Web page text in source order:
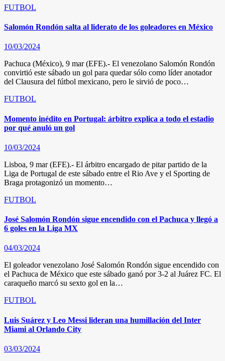
FUTBOL
Salomón Rondón salta al liderato de los goleadores en México
10/03/2024
Pachuca (México), 9 mar (EFE).- El venezolano Salomón Rondón
convirtió este sábado un gol para quedar sólo como líder anotador
del Clausura del fútbol mexicano, pero le sirvió de poco…
FUTBOL
Momento inédito en Portugal: árbitro explica a todo el estadio
por qué anuló un gol
10/03/2024
Lisboa, 9 mar (EFE).- El árbitro encargado de pitar partido de la
Liga de Portugal de este sábado entre el Rio Ave y el Sporting de
Braga protagonizó un momento…
FUTBOL
José Salomón Rondón sigue encendido con el Pachuca y llegó a
6 goles en la Liga MX
04/03/2024
El goleador venezolano José Salomón Rondón sigue encendido con
el Pachuca de México que este sábado ganó por 3-2 al Juárez FC. El
caraqueño marcó su sexto gol en la…
FUTBOL
Luis Suárez y Leo Messi lideran una humillación del Inter
Miami al Orlando City
03/03/2024